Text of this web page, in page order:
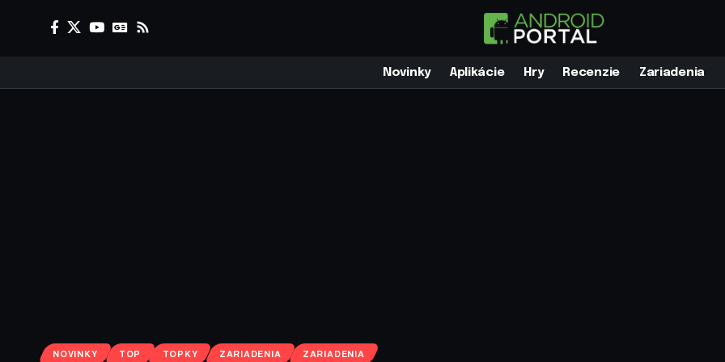
Novinky Aplikácie Hry Recenzie Zariadenia
NOVINKY TOP TOPKY ZARIADENIA ZARIADENIA